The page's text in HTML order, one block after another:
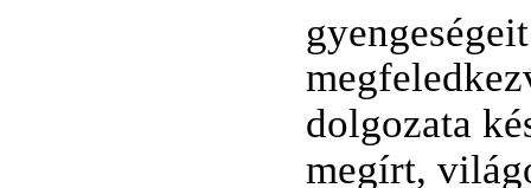
dolgozata
megírt,